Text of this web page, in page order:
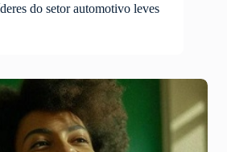
do setor automotivo leves